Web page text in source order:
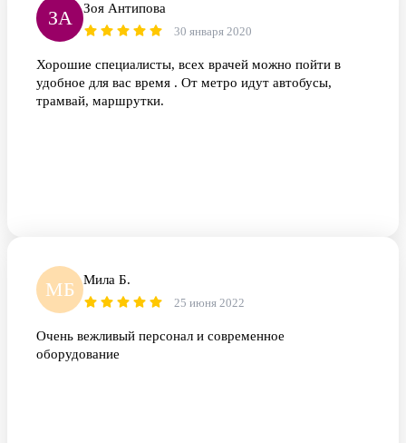
ЗА Зоя Антипова
30 января 2020
Хорошие специалисты, всех врачей можно пойти в
удобное для вас время . От метро идут автобусы,
трамвай, маршрутки.
МБ Мила Б.
25 июня 2022
Очень вежливый персонал и современное
оборудование